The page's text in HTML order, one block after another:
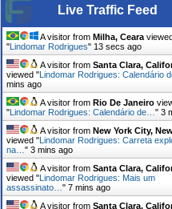
Live Traffic Feed
A visitor from Milha, Ceara viewed
" Lindomar Rodrigues" 14 secs ago
A visitor from Santa Clara,
viewed " Lindomar Rodrigues: Calendário
mins ago
A visitor from Rio De Janeiro
" Lindomar Rodrigues: Calendário de… " 3
A visitor from New York City,
viewed " Lindomar Rodrigues: Carreta
na… " 3 mins ago
A visitor from Santa Clara,
viewed " Lindomar Rodrigues: Mais um
assassinato… " 7 mins ago
A visitor from Santa Clara,